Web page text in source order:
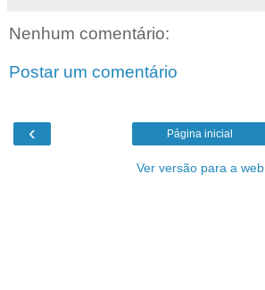
Nenhum comentário:
Postar um comentário
‹ Página inicial
Ver versão para a web